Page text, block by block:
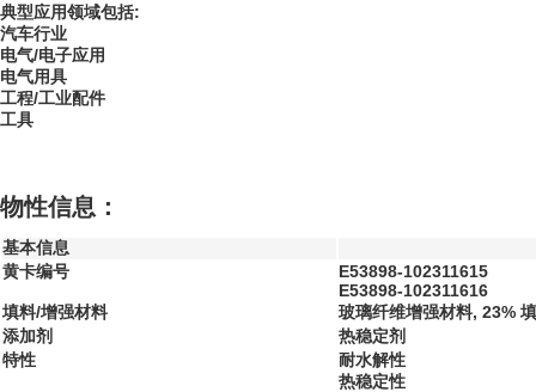
典型应用领域包括:
汽车行业
电气/电子应用
电气用具
工程/工业配件
工具
物性信息：
基本信息
黄卡编号
E53898-102311615
E53898-102311616
填料/增强材料
玻璃纤维增强材料, 23%
添加剂
热稳定剂
特性
耐水解性
热稳定性